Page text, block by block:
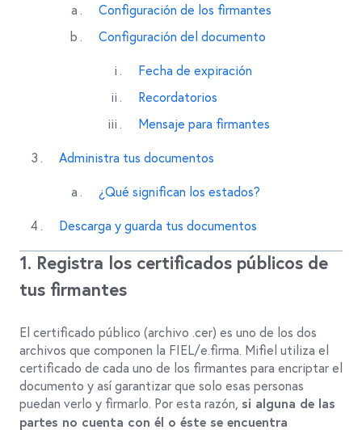
Configuración de los firmantes
Configuración del documento
Fecha de expiración
Recordatorios
Mensaje para firmantes
Administra tus documentos
¿Qué significan los estados?
Descarga y guarda tus documentos
1. Registra los certificados públicos de
tus firmantes
El certificado público (archivo .cer) es uno de los dos
archivos que componen la FIEL/e.firma. Mifiel utiliza el
certificado de cada uno de los firmantes para encriptar el
documento y así garantizar que solo esas personas
puedan verlo y firmarlo. Por esta razón, si alguna de las
partes no cuenta con él o éste se encuentra